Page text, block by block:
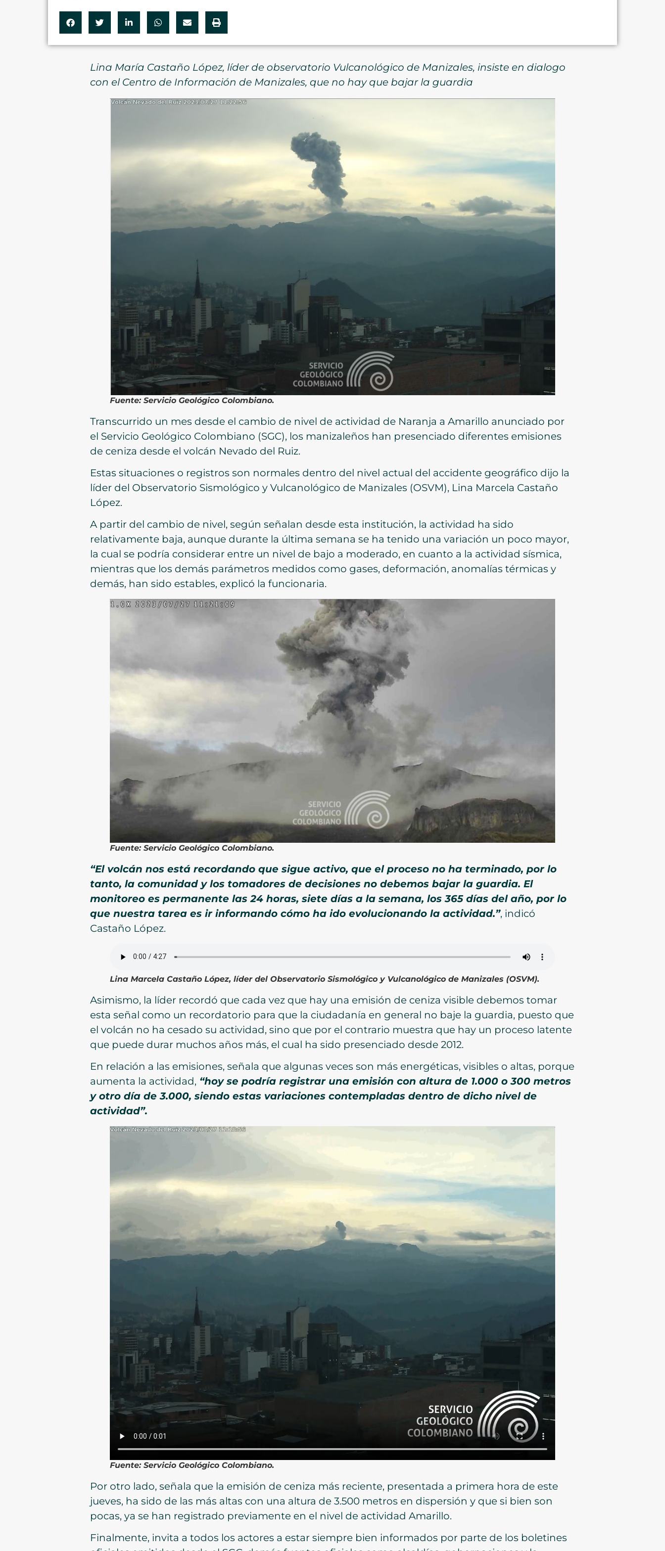
Lina María Castaño López, líder de observatorio Vulcanológico de Manizales, insiste en dialogo
con el Centro de Información de Manizales, que no hay que bajar la guardia
Fuente: Servicio Geológico Colombiano.
Transcurrido un mes desde el cambio de nivel de actividad de Naranja a Amarillo anunciado por
el Servicio Geológico Colombiano (SGC), los manizaleños han presenciado diferentes emisiones
de ceniza desde el volcán Nevado del Ruiz.
Estas situaciones o registros son normales dentro del nivel actual del accidente geográfico dijo la
líder del Observatorio Sismológico y Vulcanológico de Manizales (OSVM), Lina Marcela Castaño
López.
A partir del cambio de nivel, según señalan desde esta institución, la actividad ha sido
relativamente baja, aunque durante la última semana se ha tenido una variación un poco mayor,
la cual se podría considerar entre un nivel de bajo a moderado, en cuanto a la actividad sísmica,
mientras que los demás parámetros medidos como gases, deformación, anomalías térmicas y
demás, han sido estables, explicó la funcionaria.
Fuente: Servicio Geológico Colombiano.
“El volcán nos está recordando que sigue activo, que el proceso no ha terminado, por lo
tanto, la comunidad y los tomadores de decisiones no debemos bajar la guardia. El
monitoreo es permanente las 24 horas, siete días a la semana, los 365 días del año, por lo
que nuestra tarea es ir informando cómo ha ido evolucionando la actividad.”, indicó
Castaño López.
Lina Marcela Castaño López, líder del Observatorio Sismológico y Vulcanológico de Manizales (OSVM).
Asimismo, la líder recordó que cada vez que hay una emisión de ceniza visible debemos tomar
esta señal como un recordatorio para que la ciudadanía en general no baje la guardia, puesto que
el volcán no ha cesado su actividad, sino que por el contrario muestra que hay un proceso latente
que puede durar muchos años más, el cual ha sido presenciado desde 2012.
En relación a las emisiones, señala que algunas veces son más energéticas, visibles o altas, porque
aumenta la actividad, “hoy se podría registrar una emisión con altura de 1.000 o 300 metros
y otro día de 3.000, siendo estas variaciones contempladas dentro de dicho nivel de
actividad”.
Fuente: Servicio Geológico Colombiano.
Por otro lado, señala que la emisión de ceniza más reciente, presentada a primera hora de este
jueves, ha sido de las más altas con una altura de 3.500 metros en dispersión y que si bien son
pocas, ya se han registrado previamente en el nivel de actividad Amarillo.
Finalmente, invita a todos los actores a estar siempre bien informados por parte de los boletines